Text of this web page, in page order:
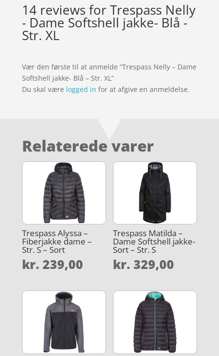
14 reviews forTrespass Nelly
- Dame Softshell jakke- Blå -
Str. XL
Vær den første til at anmelde “Trespass Nelly – Dame
Softshell jakke- Blå – Str. XL”
Du skal være logged in for at afgive en anmeldelse.
Relaterede varer
Trespass Alyssa –
Fiberjakke dame –
Str. S – Sort
kr. 239,00
Trespass Matilda –
Dame Softshell jakke-
Sort – Str. S
kr. 329,00